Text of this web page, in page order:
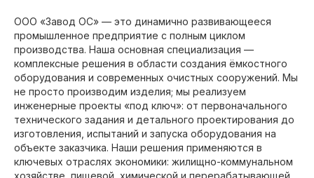
ООО «Завод ОС» — это динамично развивающееся
промышленное предприятие с полным циклом
производства. Наша основная специализация —
комплексные решения в области создания ёмкостного
оборудования и современных очистных сооружений. Мы
не просто производим изделия; мы реализуем
инженерные проекты «под ключ»: от первоначального
технического задания и детального проектирования до
изготовления, испытаний и запуска оборудования на
объекте заказчика. Наши решения применяются в
ключевых отраслях экономики: жилищно-коммунальном
хозяйстве, пищевой, химической и перерабатывающей